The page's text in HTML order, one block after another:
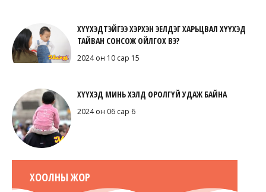
ХҮҮХЭДТЭЙГЭЭ ХЭРХЭН ЭЕЛДЭГ ХАРЬЦВАЛ ХҮҮХЭД
ТАЙВАН СОНСОЖ ОЙЛГОХ ВЭ?
2024 он 10 сар 15
ХҮҮХЭД МИНЬ ХЭЛД ОРОЛГҮЙ УДАЖ БАЙНА
2024 он 06 сар 6
ХООЛНЫ ЖОР